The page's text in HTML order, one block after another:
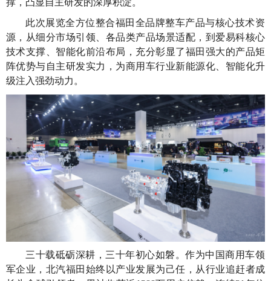
撑，凸显自主研发的深厚积淀。
此次展览全方位整合福田全品牌整车产品与核心技术资
源，从细分市场引领、各品类产品场景适配，到爱易科核心
技术支撑、智能化前沿布局，充分彰显了福田强大的产品矩
阵优势与自主研发实力，为商用车行业新能源化、智能化升
级注入强劲动力。
三十载砥砺深耕，三十年初心如磐。作为中国商用车领
军企业，北汽福田始终以产业发展为己任，从行业追赶者成